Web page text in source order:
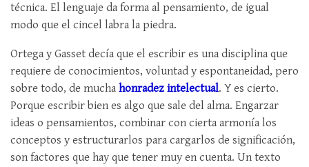
técnica. El lenguaje da forma al pensamiento, de igual
modo que el cincel labra la piedra.
Ortega y Gasset decía que el escribir es una disciplina que
requiere de conocimientos, voluntad y espontaneidad, pero
sobre todo, de mucha honradez intelectual. Y es cierto.
Porque escribir bien es algo que sale del alma. Engarzar
ideas o pensamientos, combinar con cierta armonía los
conceptos y estructurarlos para cargarlos de significación,
son factores que hay que tener muy en cuenta. Un texto